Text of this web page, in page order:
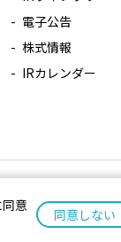
電子公告
株式情報
IRカレンダー
意
同意しない